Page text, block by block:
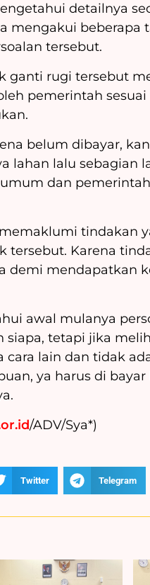
detailnya
mengakui beberapa
tersebut.
ganti rugi tersebut
pemerintah
belum dibayar,
lahan lalu sebagian
dan
tindakan
tersebut. Karena
demi mendapatkan
awal mulanya
siapa, tetapi jika
cara lain dan tidak
ya harus di
/ADV/Sya*)
Twitter Telegram